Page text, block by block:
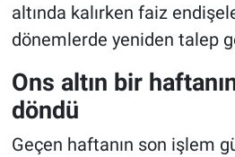
altında kalırken faiz
dönemlerde yeniden talep
Ons altın bir
döndü
Geçen haftanın son işlem